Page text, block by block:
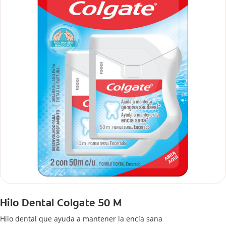
Hilo Dental Colgate 50 M
Hilo dental que ayuda a mantener la encía sana